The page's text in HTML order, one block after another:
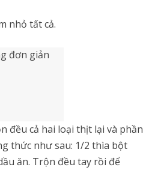
nhỏ tất cả.
đều cả hai loại thịt lại và phần
thức như sau: 1/2 thìa bột
ăn. Trộn đều tay rồi để